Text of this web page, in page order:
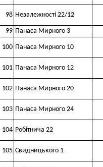
98 Незалежності 22/12
99 Панаса Мирного 3
100 Панаса Мирного 10
101 Панаса Мирного 12
102 Панаса Мирного 20
103 Панаса Мирного 24
104 Робітнича 22
105 Свидницького 1